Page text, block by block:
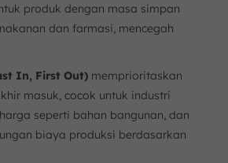
produk dengan masa simpan
dan farmasi, mencegah
In, First Out) memprioritaskan
masuk, cocok untuk industri
seperti bahan bangunan, dan
biaya produksi berdasarkan